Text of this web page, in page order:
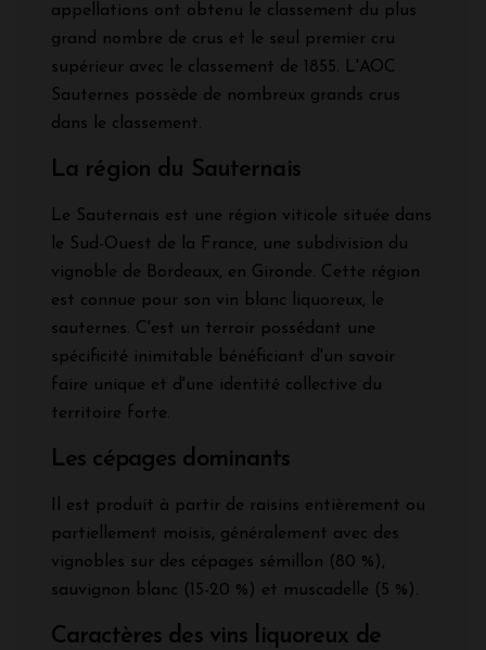
appellations ont obtenu le classement du plus
grand nombre de crus et le seul premier cru
supérieur avec le classement de 1855. L'AOC
Sauternes possède de nombreux grands crus
dans le classement.
La région du Sauternais
Le Sauternais est une région viticole située dans
le Sud-Ouest de la France, une subdivision du
vignoble de Bordeaux, en Gironde. Cette région
est connue pour son vin blanc liquoreux, le
sauternes. C'est un terroir possédant une
spécificité inimitable bénéficiant d'un savoir
faire unique et d'une identité collective du
territoire forte.
Les cépages dominants
Il est produit à partir de raisins entièrement ou
partiellement moisis, généralement avec des
vignobles sur des cépages sémillon (80 %),
sauvignon blanc (15-20 %) et muscadelle (5 %).
Caractères des vins liquoreux de